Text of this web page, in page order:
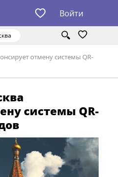
Войти
отмену системы QR-
системы QR-